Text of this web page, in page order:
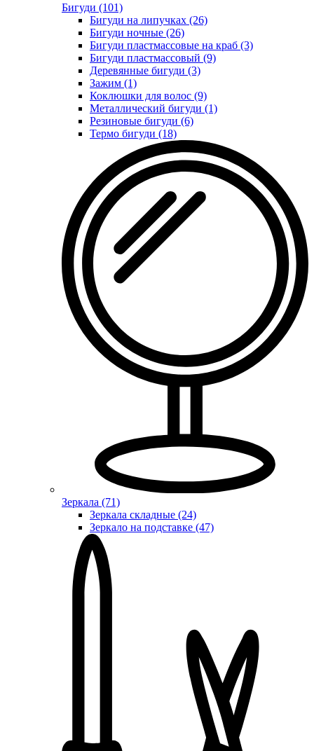
Бигуди (101)
Бигуди на липучках (26)
Бигуди ночные (26)
Бигуди пластмассовые на краб (3)
Бигуди пластмассовый (9)
Деревянные бигуди (3)
Зажим (1)
Коклюшки для волос (9)
Металлический бигуди (1)
Резиновые бигуди (6)
Термо бигуди (18)
Зеркала (71)
Зеркала складные (24)
Зеркало на подставке (47)